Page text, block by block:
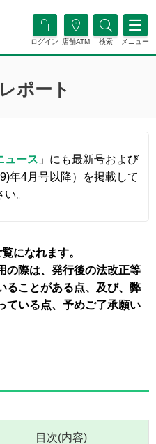
ログイン 店舗ATM 検索 メニュー
ポート
ュース 」にも最新号および
年4月号以降）を掲載して
。
になれます。
の際は、発行後の法改正等
ることがある点、及び、弊
ている点、予めご了承願い
目次(内容)